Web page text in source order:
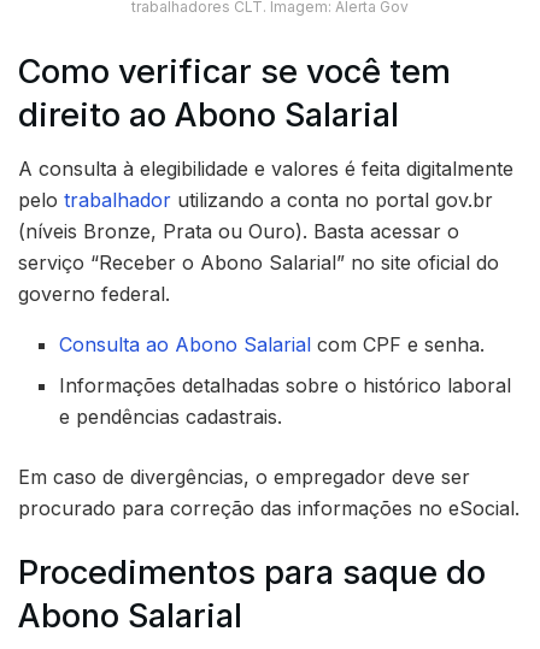
trabalhadores CLT. Imagem: Alerta Gov
Como verificar se você tem
direito ao Abono Salarial
A consulta à elegibilidade e valores é feita digitalmente
pelo trabalhador utilizando a conta no portal gov.br
(níveis Bronze, Prata ou Ouro). Basta acessar o
serviço “Receber o Abono Salarial” no site oficial do
governo federal.
Consulta ao Abono Salarial com CPF e senha.
Informações detalhadas sobre o histórico laboral
e pendências cadastrais.
Em caso de divergências, o empregador deve ser
procurado para correção das informações no eSocial.
Procedimentos para saque do
Abono Salarial